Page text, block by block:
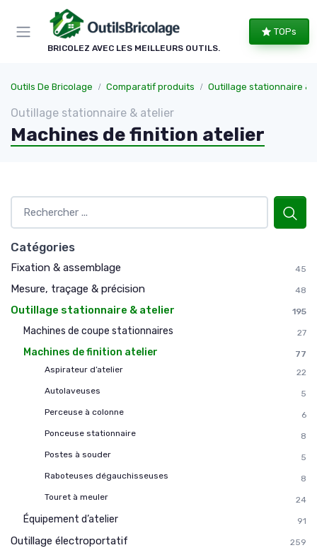
BRICOLEZ AVEC LES MEILLEURS OUTILS.
TOPs
Outils De Bricolage Comparatif produits Outillage stationnaire &
Outillage stationnaire & atelier
Machines de finition atelier
Catégories
Fixation & assemblage 45
Mesure, traçage & précision 48
Outillage stationnaire & atelier 195
Machines de coupe stationnaires 27
Machines de finition atelier
77
Aspirateur d’atelier
22
Autolaveuses
5
Perceuse à colonne
6
Ponceuse stationnaire
8
Postes à souder
5
Raboteuses dégauchisseuses
8
Touret à meuler
24
Équipement d’atelier 91
Outillage électroportatif 259
Panneau de gestion des cookies